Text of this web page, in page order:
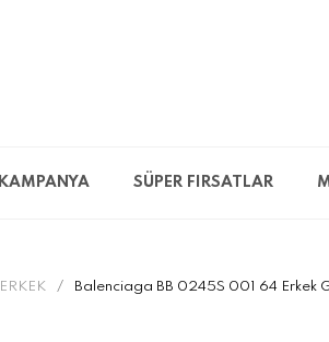
KAMPANYA SÜPER FIRSATLAR
ERKEK Balenciaga BB 0245S 001 64 Erkek